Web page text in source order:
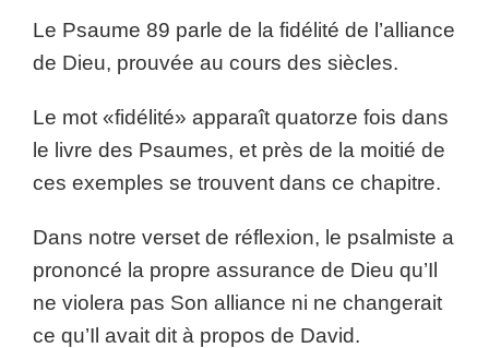
Le Psaume 89 parle de la fidélité de l’alliance
de Dieu, prouvée au cours des siècles.
Le mot «fidélité» apparaît quatorze fois dans
le livre des Psaumes, et près de la moitié de
ces exemples se trouvent dans ce chapitre.
Dans notre verset de réflexion, le psalmiste a
prononcé la propre assurance de Dieu qu’Il
ne violera pas Son alliance ni ne changerait
ce qu’Il avait dit à propos de David.